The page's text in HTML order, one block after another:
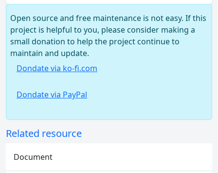
Open source and free maintenance is not easy. If this
project is helpful to you, please consider making a
small donation to help the project continue to
maintain and update.
Dondate via ko-fi.com
Dondate via PayPal
Related resource
Document